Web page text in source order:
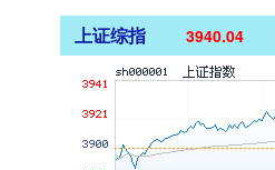
上证综指 3940.04